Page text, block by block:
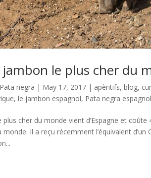
jambon le plus cher du
negra | May 17, 2017 | apèritifs,blog,
,le jambon espagnol, Pata negra espagnol
cher du monde vient d’Espagne et
Il a reçu récemment l’équivalent